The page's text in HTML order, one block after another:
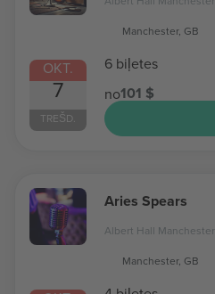
OKT.
7
TREŠD.
Manchester, GB
6 biļetes
no101 $
Aries Spears
Albert Hall Manchester
Manchester, GB